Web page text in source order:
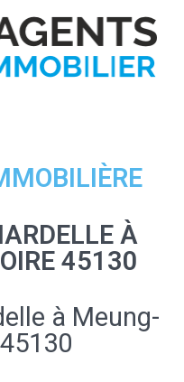
À
45130
à Meung-